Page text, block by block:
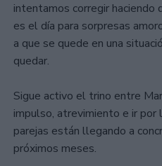
intentamos corregir haciendo
es el día para sorpresas
a que se quede en una
quedar.
Sigue activo el trino entre
impulso, atrevimiento e ir por
parejas están llegando a
próximos meses.